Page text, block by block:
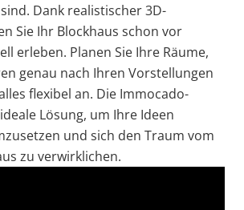
Dank realistischer 3D-
Sie Ihr Blockhaus schon vor
erleben. Planen Sie Ihre Räume,
genau nach Ihren Vorstellungen
flexibel an. Die Immocado-
Lösung, um Ihre Ideen
und sich den Traum vom
zu verwirklichen.